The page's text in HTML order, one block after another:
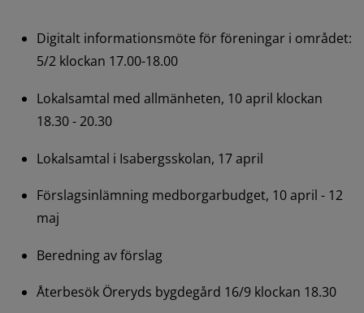
Digitalt informationsmöte för föreningar i området:
5/2 klockan 17.00-18.00
Lokalsamtal med allmänheten, 10 april klockan
18.30 - 20.30
Lokalsamtal i Isabergsskolan, 17 april
Förslagsinlämning medborgarbudget, 10 april - 12
maj
Beredning av förslag
Återbesök Öreryds bygdegård 16/9 klockan 18.30